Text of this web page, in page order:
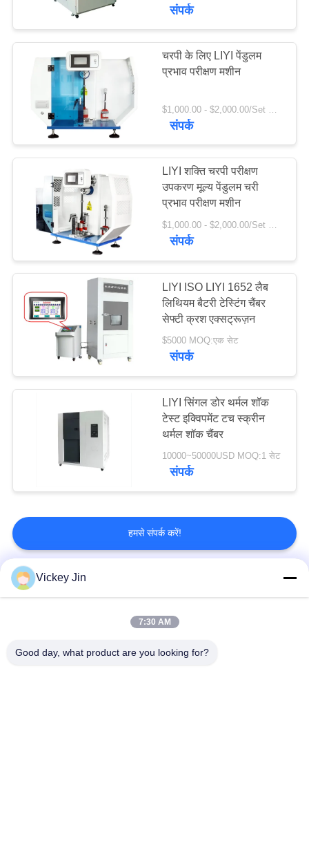
संपर्क
चरपी के लिए LIYI पेंडुलम
प्रभाव परीक्षण मशीन
संपर्क
LIYI शक्ति चरपी परीक्षण
उपकरण मूल्य पेंडुलम चरी
प्रभाव परीक्षण मशीन
$1,000.00 - $2,000.00/Set MOQ:1
संपर्क
LIYI ISO LIYI 1652 लैब
लिथियम बैटरी टेस्टिंग चैंबर
सेफ्टी क्रश एक्सट्रूज़न
$5000 MOQ:एक सेट
संपर्क
LIYI सिंगल डोर थर्मल शॉक
टेस्ट इक्विपमेंट टच स्क्रीन
थर्मल शॉक चैंबर
10000~50000USD MOQ:1 सेट
संपर्क
हमसे संपर्क करें!
लोकप्रिय श्रेणियां
Vickey Jin
7:30 AM
Good day, what product are you looking for?